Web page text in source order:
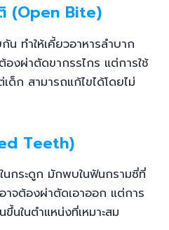
(Open Bite)
น ทำให้เคี้ยวอาหารลำบาก
งผ่าตัดขากรรไกร แต่การใช้
ก สามารถแก้ไขได้โดยไม่
Teeth)
กระดูก มักพบในฟันกรามซี่ที่
จต้องผ่าตัดเอาออก แต่การ
นในตำแหน่งที่เหมาะสม